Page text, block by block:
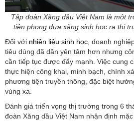
Tập đoàn Xăng dầu Việt Nam là một
tiên phong đưa xăng sinh học ra thị
Đối với nhiên liệu sinh học , doanh
tiêu dùng đã dần yên tâm hơn nhưng
cần tiếp tục được đẩy mạnh. Việc cung
thực hiện công khai, minh bạch, chính
phương tiện truyền thông, đặc biệt
vùng xa.
Đánh giá triển vọng thị trường trong 6
đoàn Xăng dầu Việt Nam nhận định